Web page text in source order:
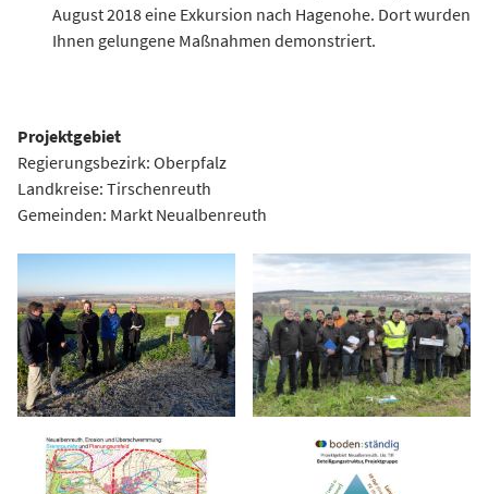
August 2018 eine Exkursion nach Hagenohe. Dort wurden
Ihnen gelungene Maßnahmen demonstriert.
Projektgebiet
Regierungsbezirk: Oberpfalz
Landkreise: Tirschenreuth
Gemeinden: Markt Neualbenreuth